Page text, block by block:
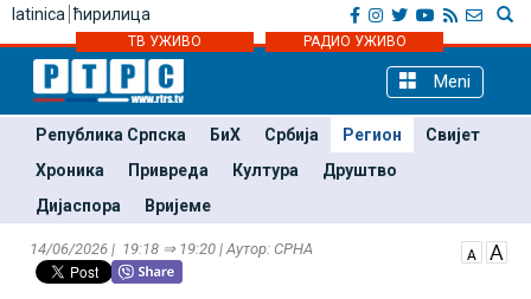
latinica ћирилица
ТВ УЖИВО РАДИО УЖИВО
Meni
Република Српска БиХ Србија Регион
Свијет
Хроника
Привреда Култура
Друштво
Дијаспора
Вријеме
14/06/2026 | 19:18 ⇒ 19:20 | Аутор: СРНА